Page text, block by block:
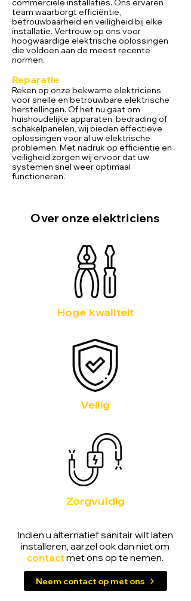
commerciële installaties. Ons ervaren
team waarborgt efficiëntie,
betrouwbaarheid en veiligheid bij elke
installatie. Vertrouw op ons voor
hoogwaardige elektrische oplossingen
die voldoen aan de meest recente
normen.
Reparatie
Reken op onze bekwame elektriciens
voor snelle en betrouwbare elektrische
herstellingen. Of het nu gaat om
huishoudelijke apparaten, bedrading of
schakelpanelen, wij bieden effectieve
oplossingen voor al uw elektrische
problemen. Met nadruk op efficiëntie en
veiligheid zorgen wij ervoor dat uw
systemen snel weer optimaal
functioneren.
Over onze elektriciens
Hoge kwaliteit
Veilig
Zorgvuldig
Indien u alternatief sanitair wilt laten
installeren, aarzel ook dan niet om
contact met ons op te nemen.
Neem contact op met ons